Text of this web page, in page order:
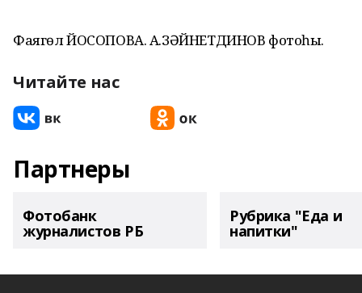
Фаягөл ЙОСОПОВА. А.ЗӘЙНЕТДИНОВ фотоһы.
Читайте нас
Партнеры
Фотобанк
журналистов РБ
Рубрика "Еда и
напитки"